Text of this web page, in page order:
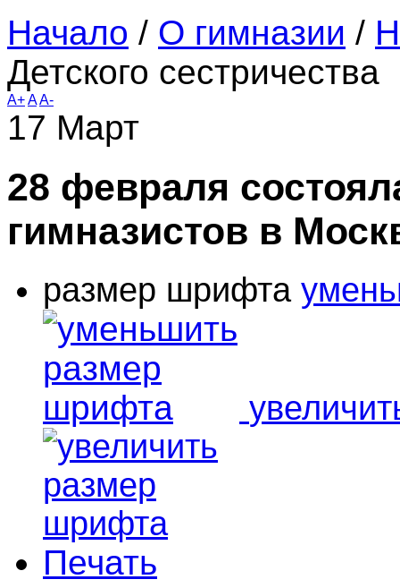
Начало / О гимназии /
Детского сестричества
A+AA-
17 Март
28 февраля
гимназистов в
размер шрифта
Печать